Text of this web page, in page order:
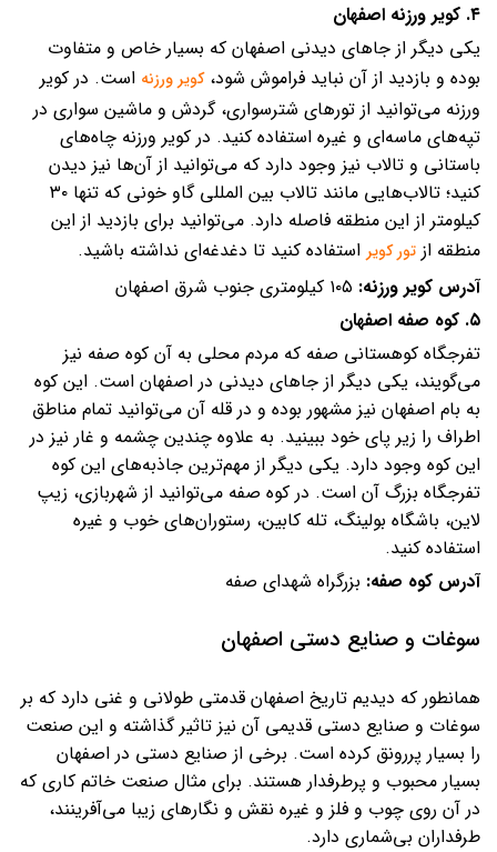
۴. کویر ورزنه اصفهان
یکی دیگر از جاهای دیدنی اصفهان که بسیار خاص و متفاوت
بوده و بازدید از آن نباید فراموش شود،کویر ورزنه است. در کویر
ورزنه می‌توانید از تورهای شترسواری، گردش و ماشین سواری در
تپه‌های ماسه‌ای و غیره استفاده کنید. در کویر ورزنه چاه‌های
باستانی و تالاب نیز وجود دارد که می‌توانید از آن‌ها نیز دیدن
کنید؛ تالاب‌هایی مانند تالاب بین المللی گاو خونی که تنها ۳۰
کیلومتر از این منطقه فاصله دارد. می‌توانید برای بازدید از این
منطقه از تور کویر استفاده کنید تا دغدغه‌ای نداشته باشید.
آدرس کویر ورزنه:
۵. کوه صفه اصفهان
تفرجگاه کوهستانی صفه که مردم محلی به آن کوه صفه نیز
می‌گویند، یکی دیگر از جاهای دیدنی در اصفهان است. این کوه
به بام اصفهان نیز مشهور بوده و در قله آن می‌توانید تمام مناطق
اطراف را زیر پای خود ببینید. به علاوه چندین چشمه و غار نیز در
این کوه وجود دارد. یکی دیگر از مهم‌ترین جاذبه‌های این کوه
تفرجگاه بزرگ آن است. در کوه صفه می‌توانید از شهربازی،‌ زیپ
لاین، باشگاه بولینگ، تله کابین،‌ رستوران‌های خوب و غیره
استفاده کنید.
آدرس کوه صفه: بزرگراه شهدای صفه
سوغات و صنایع دستی اصفهان
همانطور که دیدیم تاریخ اصفهان قدمتی طولانی و غنی دارد که بر
سوغات و صنایع دستی قدیمی آن نیز تاثیر گذاشته و این صنعت
را بسیار پررونق کرده است. برخی از صنایع دستی در اصفهان
بسیار محبوب و پرطرفدار هستند. برای مثال صنعت خاتم کاری که
در آن روی چوب و فلز و غیره نقش‌ و نگارهای زیبا می‌آفرینند،‌
طرفداران بی‌شماری دارد.